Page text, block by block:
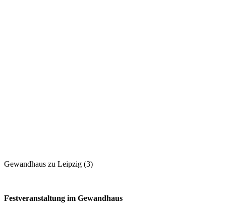
Gewandhaus zu Leipzig (3)
Festveranstaltung im Gewandhaus